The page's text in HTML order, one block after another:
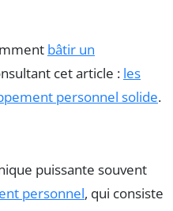
bâtir un
cet article : les
personnel solide.
puissante souvent
personnel, qui consiste